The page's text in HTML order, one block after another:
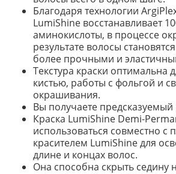
Благодаря технологии
LumiShine восстанавливает
аминокислоты, в процессе
результате волосы
более прочными и
Текстура краски оптимальна
кистью, работы с фольгой и
окрашивания.
Вы получаете предсказуемый
Краска LumiShine Demi-
использоваться совместно с
красителем LumiShine для
длине и концах волос.
Она способна скрыть седину